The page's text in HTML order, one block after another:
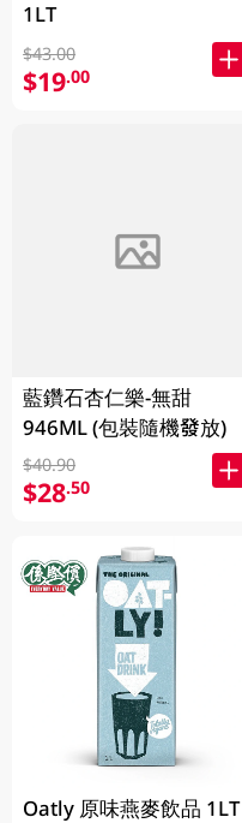
1LT
$43.00
$19.00
藍鑽石杏仁樂-無甜
946ML (包裝隨機發放)
$40.90
$28.50
Oatly 原味燕麥飲品 1LT